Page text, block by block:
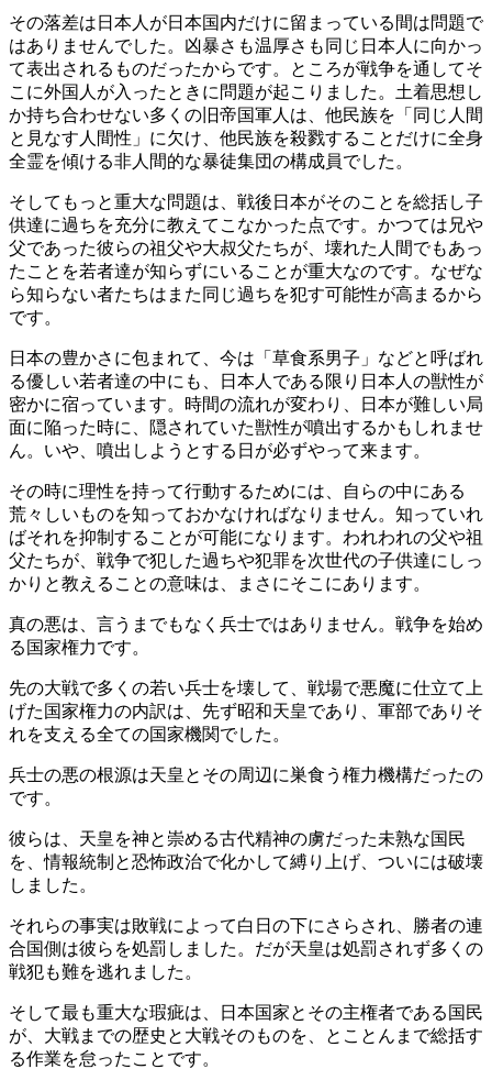
その落差は日本人が日本国内だけに留まっている間は問題で
はありませんでした。凶暴さも温厚さも同じ日本人に向かっ
て表出されるものだったからです。ところが戦争を通してそ
こに外国人が入ったときに問題が起こりました。土着思想し
か持ち合わせない多くの旧帝国軍人は、他民族を「同じ人間
と見なす人間性」に欠け、他民族を殺戮することだけに全身
全霊を傾ける非人間的な暴徒集団の構成員でした。
そしてもっと重大な問題は、戦後日本がそのことを総括し子
供達に過ちを充分に教えてこなかった点です。かつては兄や
父であった彼らの祖父や大叔父たちが、壊れた人間でもあっ
たことを若者達が知らずにいることが重大なのです。なぜな
ら知らない者たちはまた同じ過ちを犯す可能性が高まるから
です。
日本の豊かさに包まれて、今は「草食系男子」などと呼ばれ
る優しい若者達の中にも、日本人である限り日本人の獣性が
密かに宿っています。時間の流れが変わり、日本が難しい局
面に陥った時に、隠されていた獣性が噴出するかもしれませ
ん。いや、噴出しようとする日が必ずやって来ます。
その時に理性を持って行動するためには、自らの中にある
荒々しいものを知っておかなければなりません。知っていれ
ばそれを抑制することが可能になります。われわれの父や祖
父たちが、戦争で犯した過ちや犯罪を次世代の子供達にしっ
かりと教えることの意味は、まさにそこにあります。
真の悪は、言うまでもなく兵士ではありません。戦争を始め
る国家権力です。
先の大戦で多くの若い兵士を壊して、戦場で悪魔に仕立て上
げた国家権力の内訳は、先ず昭和天皇であり、軍部でありそ
れを支える全ての国家機関でした。
兵士の悪の根源は天皇とその周辺に巣食う権力機構だったの
です。
彼らは、天皇を神と崇める古代精神の虜だった未熟な国民
を、情報統制と恐怖政治で化かして縛り上げ、ついには破壊
しました。
それらの事実は敗戦によって白日の下にさらされ、勝者の連
合国側は彼らを処罰しました。だが天皇は処罰されず多くの
戦犯も難を逃れました。
そして最も重大な瑕疵は、日本国家とその主権者である国民
が、大戦までの歴史と大戦そのものを、とことんまで総括す
る作業を怠ったことです。